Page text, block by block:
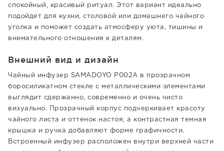
спокойный, красивый ритуал. Этот вариант идеально
подойдет для кухни, столовой или домашнего чайного
уголка и поможет создать атмосферу уюта, тишины и
внимательного отношения к деталям.
Внешний вид и дизайн
Чайный инфузер SAMADOYO P002A в прозрачном
боросиликатном стекле с металлическими элементами
выглядит сдержанно, современно и очень чисто
визуально. Прозрачный корпус подчеркивает красоту
чайного листа и оттенок настоя, а контрастная темная
крышка и ручка добавляют форме графичности.
Встроенный инфузер расположен внутри верхней части